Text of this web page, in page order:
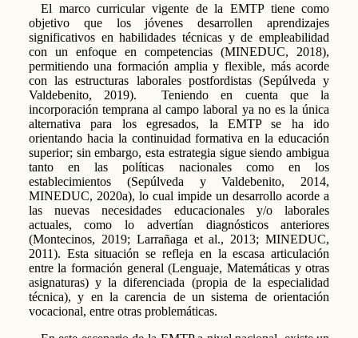
El marco curricular vigente de la EMTP tiene como
objetivo que los jóvenes desarrollen aprendizajes
significativos en habilidades técnicas y de empleabilidad
con un enfoque en competencias (MINEDUC, 2018),
permitiendo una formación amplia y flexible, más acorde
con las estructuras laborales postfordistas (Sepúlveda y
Valdebenito, 2019). Teniendo en cuenta que la
incorporación temprana al campo laboral ya no es la única
alternativa para los egresados, la EMTP se ha ido
orientando hacia la continuidad formativa en la educación
superior; sin embargo, esta estrategia sigue siendo ambigua
tanto en las políticas nacionales como en los
establecimientos (Sepúlveda y Valdebenito, 2014,
MINEDUC, 2020a), lo cual impide un desarrollo acorde a
las nuevas necesidades educacionales y/o laborales
actuales, como lo advertían diagnósticos anteriores
(Montecinos, 2019; Larrañaga et al., 2013; MINEDUC,
2011). Esta situación se refleja en la escasa articulación
entre la formación general (Lenguaje, Matemáticas y otras
asignaturas) y la diferenciada (propia de la especialidad
técnica), y en la carencia de un sistema de orientación
vocacional, entre otras problemáticas.